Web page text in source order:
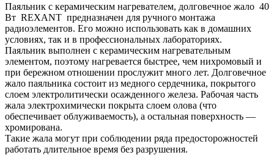
Паяльник с керамическим нагревателем, долговечное жало 40
Вт REXANT предназначен для ручного монтажа
радиоэлементов. Его можно использовать как в домашних
условиях, так и в профессиональных лабораториях.
Паяльник выполнен с керамическим нагревательным
элементом, поэтому нагревается быстрее, чем нихромовый и
при бережном отношении прослужит много лет. Долговечное
жало паяльника состоит из медного сердечника, покрытого
слоем электролитически осажденного железа. Рабочая часть
жала электрохимически покрыта слоем олова (что
обеспечивает облуживаемость), а остальная поверхность —
хромирована.
Такие жала могут при соблюдении ряда предосторожностей
работать длительное время без разрушения.